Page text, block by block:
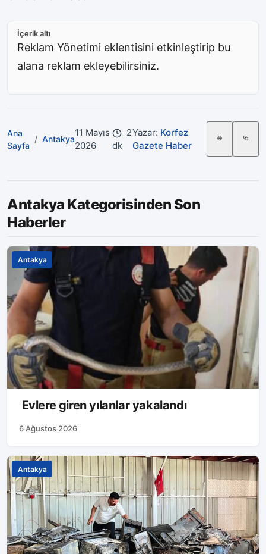
İçerik altı
Reklam Yönetimi eklentisini etkinleştirip bu
alana reklam ekleyebilirsiniz.
Ana
Sayfa
/ Antakya
11 Mayıs
2026
2
dk
Yazar: Korfez
Gazete Haber
Antakya Kategorisinden Son
Haberler
Antakya
Evlere giren yılanlar yakalandı
6 Ağustos 2026
Antakya